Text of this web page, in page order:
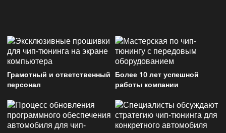
Грамотный и ответственный
персонал
Более 10 лет успешной
работы компании